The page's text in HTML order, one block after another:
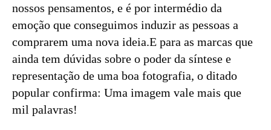
nossos pensamentos, e é por intermédio da
emoção que conseguimos induzir as pessoas a
comprarem uma nova ideia.E para as marcas que
ainda tem dúvidas sobre o poder da síntese e
representação de uma boa fotografia, o ditado
popular confirma: Uma imagem vale mais que
mil palavras!